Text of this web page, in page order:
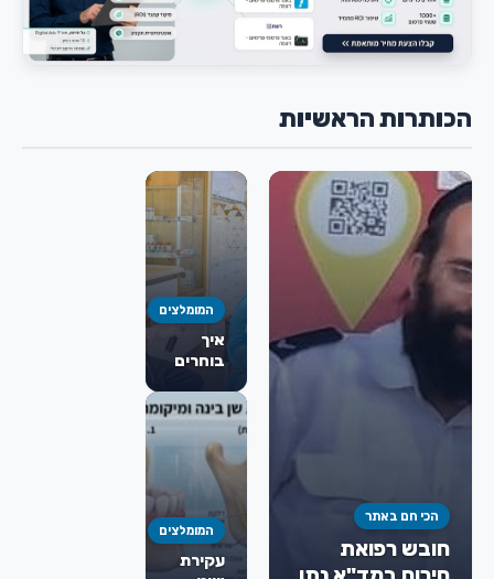
הכותרות הראשיות
הכי חם באתר
חובש רפואת
המומלצים
איך
בוחרים
פה
ולסת
מומלץ
לניתוח
מורחב
המומלצים
עקירת